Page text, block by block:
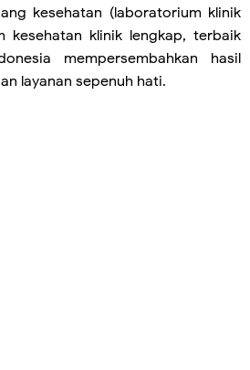
kesehatan (laboratorium klinik
kesehatan klinik lengkap, terbaik
mempersembahkan hasil
layanan sepenuh hati.